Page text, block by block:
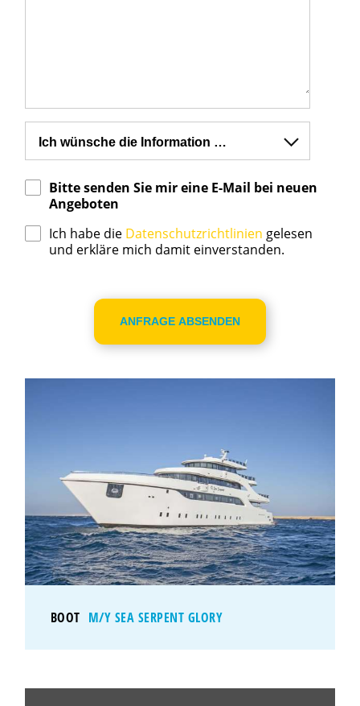
Bitte senden Sie mir eine E-Mail bei neuen
Angeboten
Ich habe die Datenschutzrichtlinien gelesen
und erkläre mich damit einverstanden.
BOOT M/Y SEA SERPENT GLORY